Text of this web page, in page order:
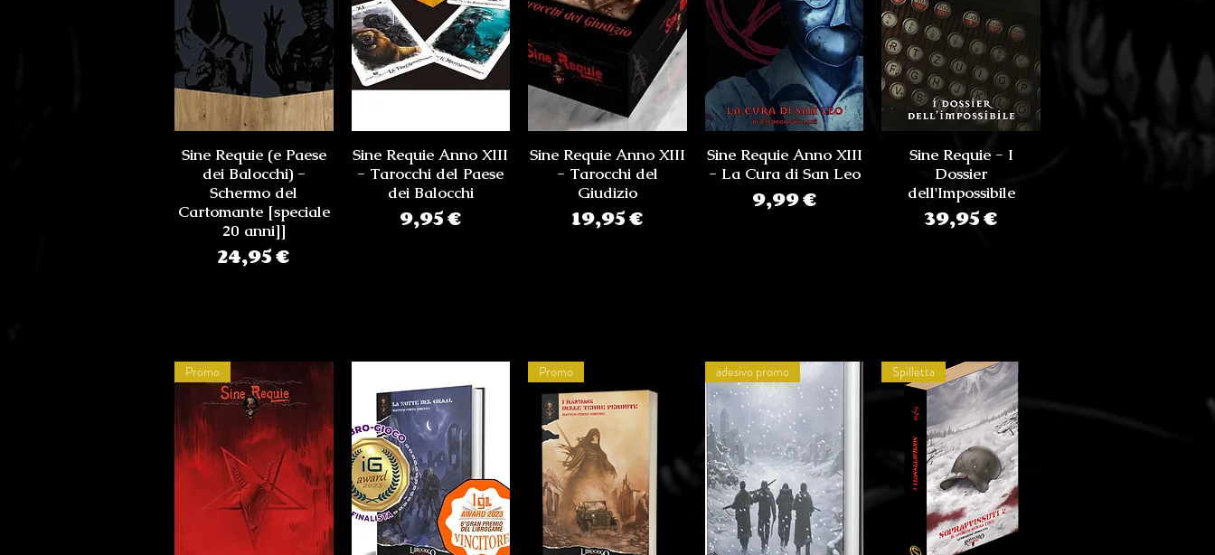
Sine Requie (e Paese
dei Balocchi) -
Schermo del
Cartomante [speciale
20 anni]]
Prezzo
24,95 €
Sine Requie Anno XIII
- Tarocchi del Paese
dei Balocchi
Prezzo
9,95 €
Sine Requie Anno XIII
- Tarocchi del
Giudizio
Prezzo
19,95 €
Sine Requie Anno XIII
- La Cura di San Leo
Prezzo
9,99 €
Sine Requie - I
Dossier
dell'Impossibile
Prezzo
39,95 €
Promo Promo adesivo promo Spilletta